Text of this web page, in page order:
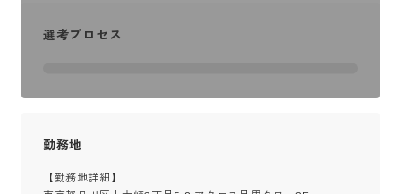
選考プロセス
勤務地
【勤務地詳細】